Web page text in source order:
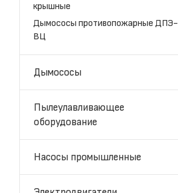
крышные
Дымососы противопожарные ДПЭ-
ВЦ
Дымососы
Пылеулавливающее
оборудование
Насосы промышленные